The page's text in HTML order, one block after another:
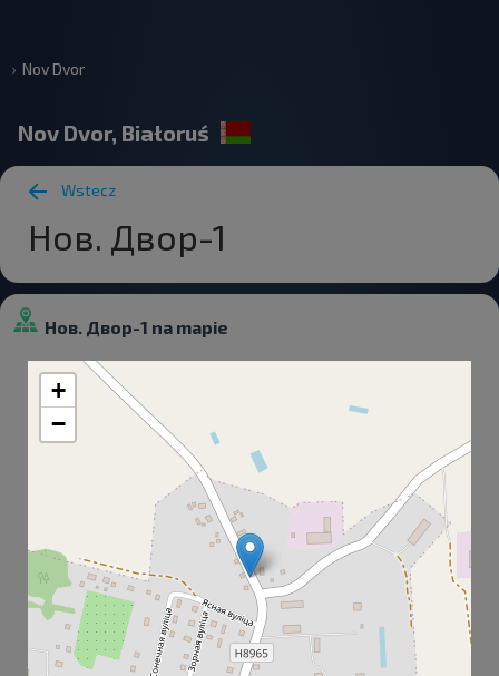
Nov Dvor
Nov Dvor, Białoruś
Wstecz
Нов. Двор-1
Нов. Двор-1 na mapie
+
−